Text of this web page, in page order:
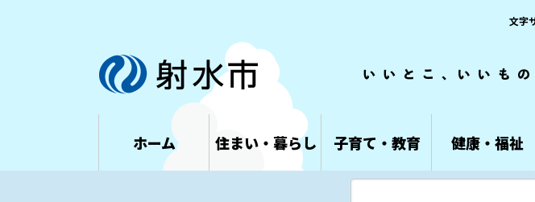
文字
ホーム 住まい・暮らし 子育て・教育 健康・福祉